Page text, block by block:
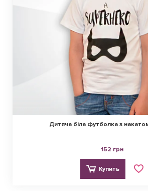
Дитяча біла футболка з
152 грн
Купить